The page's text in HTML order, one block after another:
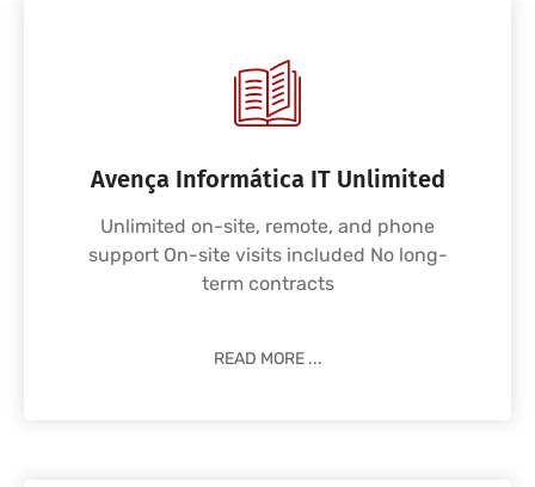
Avença Informática IT Unlimited
Unlimited on-site, remote, and phone
support On-site visits included No long-
term contracts
READ MORE ...